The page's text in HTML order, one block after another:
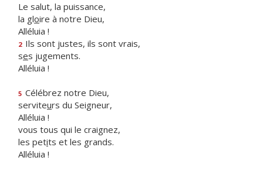
Le salut, la puissance,
la gloire à notre Dieu,
Alléluia !
2 Ils sont justes, ils sont vrais,
ses jugements.
Alléluia !
5 Célébrez notre Dieu,
serviteurs du Seigneur,
Alléluia !
vous tous qui le craignez,
les petits et les grands.
Alléluia !